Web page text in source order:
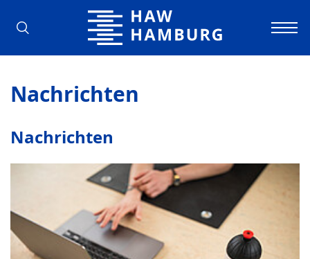
Hochschule für Angewandte
Nachrichten
Nachrichten